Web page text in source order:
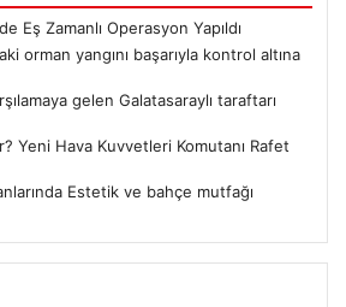
Eş Zamanlı Operasyon Yapıldı
orman yangını başarıyla kontrol altına
gelen Galatasaraylı taraftarı
Yeni Hava Kuvvetleri Komutanı Rafet
Estetik ve bahçe mutfağı